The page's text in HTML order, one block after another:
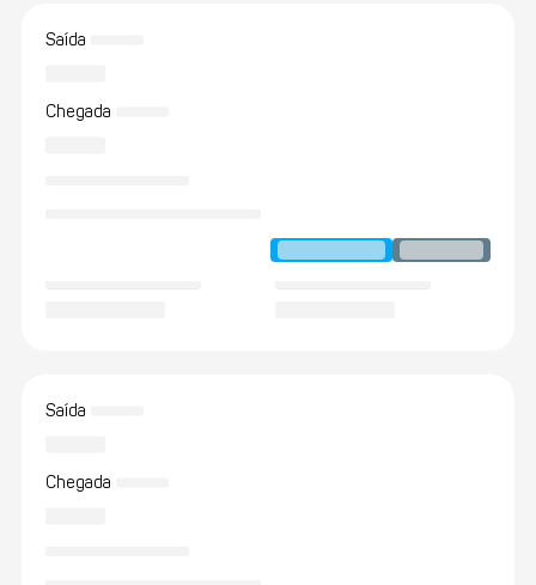
Saída
Chegada
Saída
Chegada